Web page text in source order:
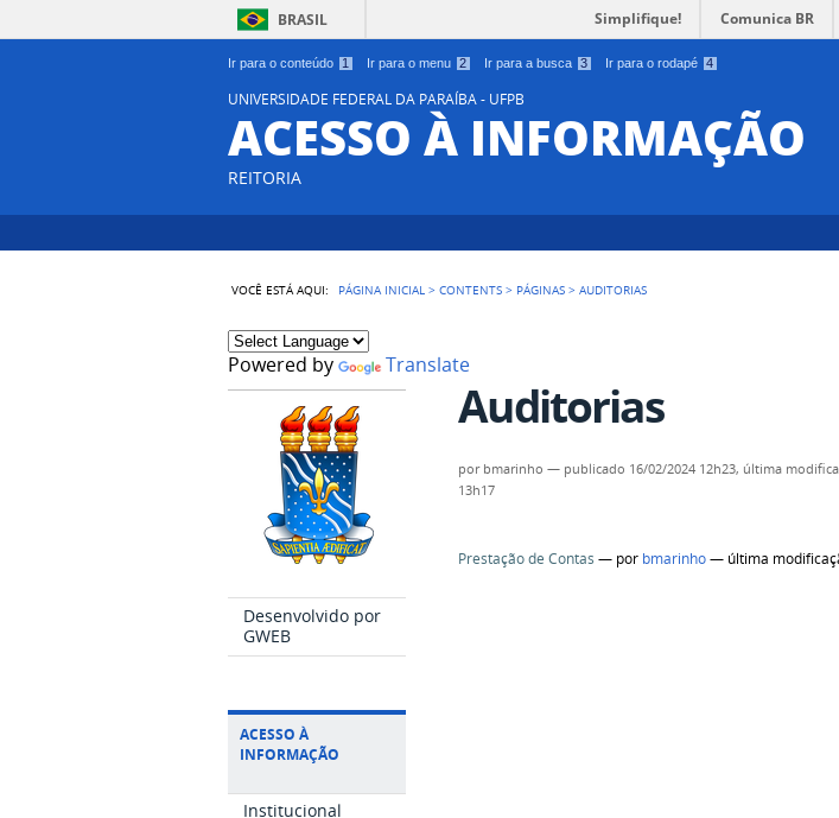
Ir para o conteúdo 1 Ir para o menu 2 Ir para a busca 3 Ir para o rodapé 4
BRASIL Simplifique! Comunica BR
UNIVERSIDADE FEDERAL DA PARAÍBA - UFPB
ACESSO À INFORMAÇÃO
REITORIA
VOCÊ ESTÁ AQUI: PÁGINA INICIAL >CONTENTS > PÁGINAS >AUDITORIAS
Powered by Translate
Desenvolvido por
GWEB
ACESSO À
INFORMAÇÃO
Institucional
Auditorias
por bmarinho — publicado 16/02/2024 12h23, última
13h17
Prestação de Contas — por bmarinho— última